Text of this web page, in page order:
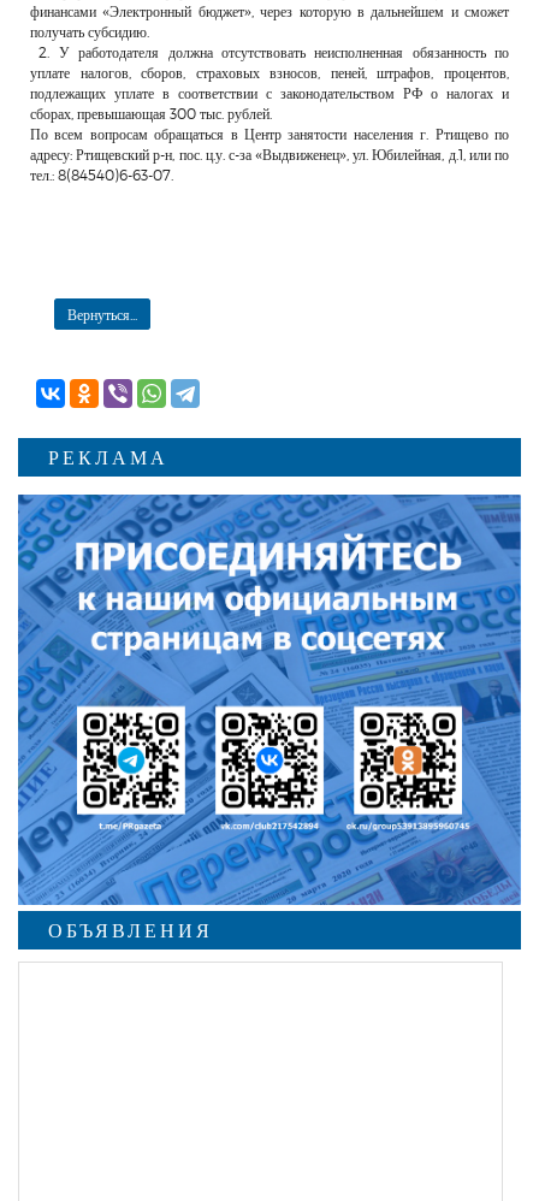
финансами «Электронный бюджет», через которую в дальнейшем и сможет
получать субсидию.
2. У работодателя должна отсутствовать неисполненная обязанность по
уплате налогов, сборов, страховых взносов, пеней, штрафов, процентов,
подлежащих уплате в соответствии с законодательством РФ о налогах и
сборах, превышающая 300 тыс. рублей.
По всем вопросам обращаться в Центр занятости населения г. Ртищево по
адресу: Ртищевский р-н, пос. ц.у. с-за «Выдвиженец», ул. Юбилейная, д.1, или по
тел.: 8(84540)6-63-07.
Вернуться...
РЕКЛАМА
ОБЪЯВЛЕНИЯ